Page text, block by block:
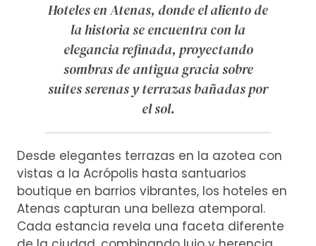
Hoteles en Atenas, donde el aliento de
la historia se encuentra con la
elegancia refinada, proyectando
sombras de antigua gracia sobre
suites serenas y terrazas bañadas por
el sol.
Desde elegantes terrazas en la azotea con
vistas a la Acrópolis hasta santuarios
boutique en barrios vibrantes, los hoteles en
Atenas capturan una belleza atemporal.
Cada estancia revela una faceta diferente